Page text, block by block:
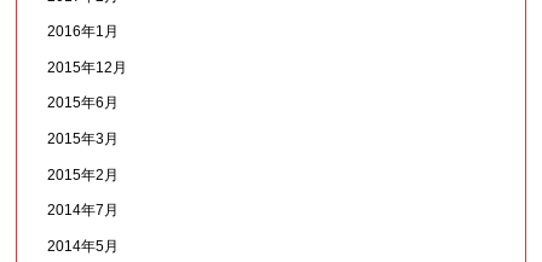
2016年1月
2015年12月
2015年6月
2015年3月
2015年2月
2014年7月
2014年5月